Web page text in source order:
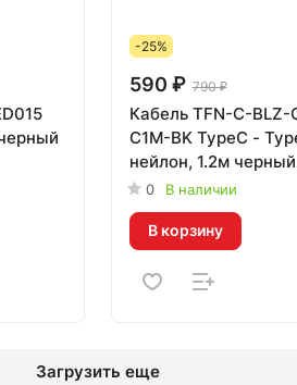
-25%
590 ₽ 790 ₽
Кабель TFN-C-BLZ-
C1M-BK TypeC -
нейлон, 1.2м черный
408478
0 В наличии
В корзину
Загрузить еще